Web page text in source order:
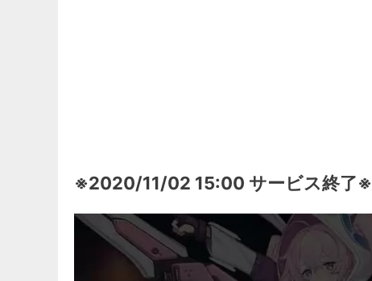
※2020/11/02 15:00 サービス終了※